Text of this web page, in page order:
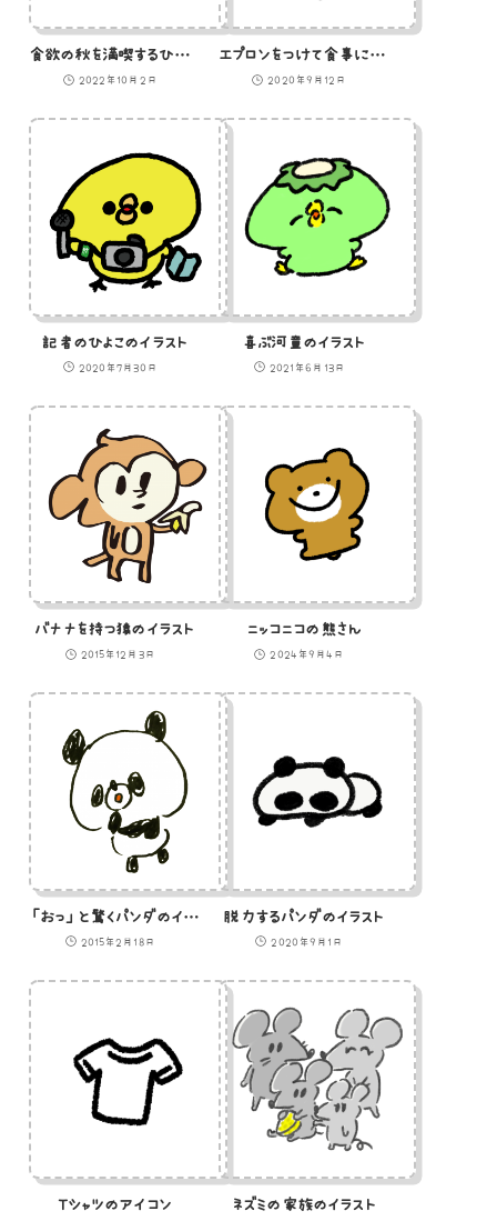
食欲の秋を満喫するひよこのイラスト
2022年10月2日
エプロンをつけて食事にのぞむうさぎのイラスト
2020年9月12日
記者のひよこのイラスト
2020年7月30日
喜ぶ河童のイラスト
2021年6月13日
バナナを持つ猿のイラスト
2015年12月3日
ニッコニコの熊さん
2024年9月4日
「おっ」と驚くパンダのイラスト
2015年2月18日
脱力するパンダのイラスト
2020年9月1日
Tシャツのアイコン ネズミの家族のイラスト